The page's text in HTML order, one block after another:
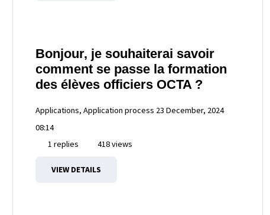
Bonjour, je souhaiterai savoir
comment se passe la formation
des élèves officiers OCTA ?
Applications, Application process 23 December, 2024
08:14
1 replies
418 views
VIEW DETAILS